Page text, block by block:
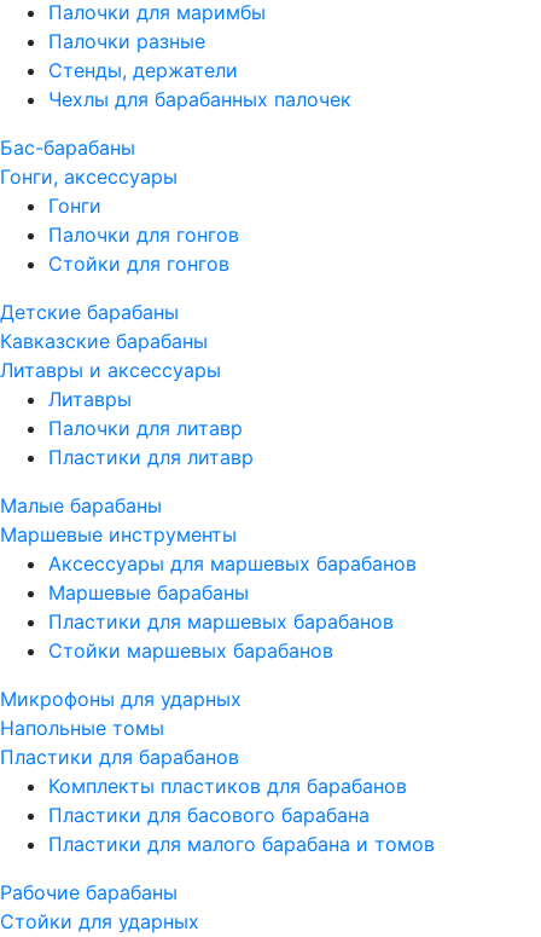
Палочки для маримбы
Палочки разные
Стенды, держатели
Чехлы для барабанных палочек
Бас-барабаны
Гонги, аксессуары
Гонги
Палочки для гонгов
Стойки для гонгов
Детские барабаны
Кавказские барабаны
Литавры и аксессуары
Литавры
Палочки для литавр
Пластики для литавр
Малые барабаны
Маршевые инструменты
Аксессуары для маршевых барабанов
Маршевые барабаны
Пластики для маршевых барабанов
Стойки маршевых барабанов
Микрофоны для ударных
Напольные томы
Пластики для барабанов
Комплекты пластиков для барабанов
Пластики для басового барабана
Пластики для малого барабана и томов
Рабочие барабаны
Стойки для ударных